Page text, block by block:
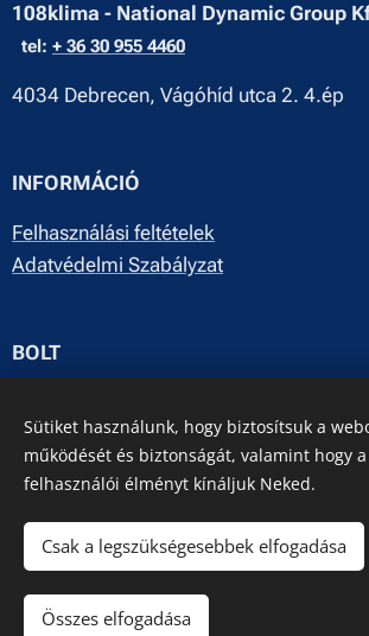
108klima - National
tel: + 36 30 955 4460
4034 Debrecen, Vágóhíd utca 2. 4.ép
INFORMÁCIÓ
Felhasználási feltételek
Adatvédelmi Szabályzat
BOLT
Kapcsolat
E-mail:
Sütiket használunk, hogy biztosítsuk a
működését és biztonságát, valamint hogy
felhasználói élményt kínáljuk Neked.
Csak a legszükségesebbek elfogadása
Összes elfogadása